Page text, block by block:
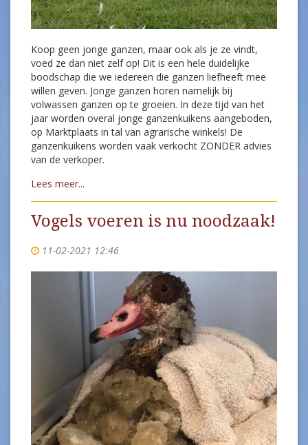
Koop geen jonge ganzen, maar ook als je ze vindt,
voed ze dan niet zelf op! Dit is een hele duidelijke
boodschap die we iedereen die ganzen liefheeft mee
willen geven. Jonge ganzen horen namelijk bij
volwassen ganzen op te groeien. In deze tijd van het
jaar worden overal jonge ganzenkuikens aangeboden,
op Marktplaats in tal van agrarische winkels! De
ganzenkuikens worden vaak verkocht ZONDER advies
van de verkoper.
Lees meer...
Vogels voeren is nu noodzaak!
11-02-2021 12:46